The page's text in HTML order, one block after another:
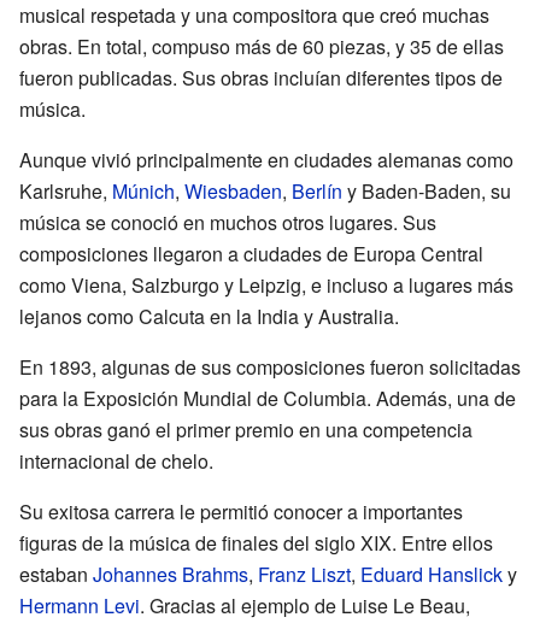
musical respetada y una compositora que creó muchas
obras. En total, compuso más de 60 piezas, y 35 de ellas
fueron publicadas. Sus obras incluían diferentes tipos de
música.
Aunque vivió principalmente en ciudades alemanas como
Karlsruhe, Múnich, Wiesbaden, Berlín y Baden-Baden, su
música se conoció en muchos otros lugares. Sus
composiciones llegaron a ciudades de Europa Central
como Viena, Salzburgo y Leipzig, e incluso a lugares más
lejanos como Calcuta en la India y Australia.
En 1893, algunas de sus composiciones fueron solicitadas
para la Exposición Mundial de Columbia. Además, una de
sus obras ganó el primer premio en una competencia
internacional de chelo.
Su exitosa carrera le permitió conocer a importantes
figuras de la música de finales del siglo XIX. Entre ellos
estaban Johannes Brahms, Franz Liszt, Eduard Hanslicky
Hermann Levi. Gracias al ejemplo de Luise Le Beau,